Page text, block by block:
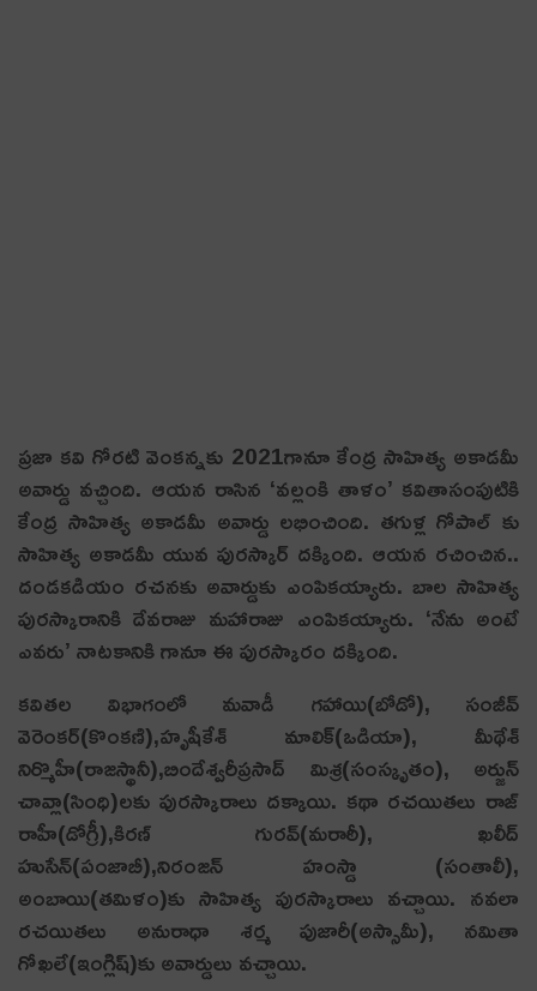
ప్రజా కవి గోరటి వెంకన్నకు 2021గానూ కేంద్ర సాహిత్య అకాడమీ
అవార్డు వచ్చింది. ఆయన రాసిన ‘వల్లంకి తాళం’ కవితాసంపుటికి
కేంద్ర సాహిత్య అకాడమీ అవార్డు లభించింది. తగుళ్ల గోపాల్ కు
సాహిత్య అకాడమీ యువ పురస్కార్ దక్కింది. ఆయన రచించిన..
దండకడియం రచనకు అవార్డుకు ఎంపికయ్యారు. బాల సాహిత్య
పురస్కారానికి దేవరాజు మహారాజు ఎంపికయ్యారు. ‘నేను అంటే
ఎవరు’ నాటకానికి గానూ ఈ పురస్కారం దక్కింది.
కవితల విభాగంలో మవాడీ గహాయి(బోడో), సంజీవ్
వెరెంకర్(కొంకణి),హృషీకేశ్ మాలిక్(ఒడియా), మీథేశ్
నిర్మొహీ(రాజస్థానీ),బిందేశ్వరీప్రసాద్ మిశ్ర(సంస్కృతం), అర్జున్
చావ్లా(సింధి)లకు పురస్కారాలు దక్కాయి. కథా రచయితలు రాజ్
రాహీ(డోగ్రీ),కిరణ్ గురవ్(మరాఠీ), ఖలీద్
హుసేన్(పంజాబీ),నిరంజన్ హంస్డా (సంతాలీ),
అంబాయి(తమిళం)కు సాహిత్య పురస్కారాలు వచ్చాయి. నవలా
రచయితలు అనురాధా శర్మ పుజారీ(అస్సామీ), నమితా
గోఖలే(ఇంగ్లిష్)కు అవార్డులు వచ్చాయి.